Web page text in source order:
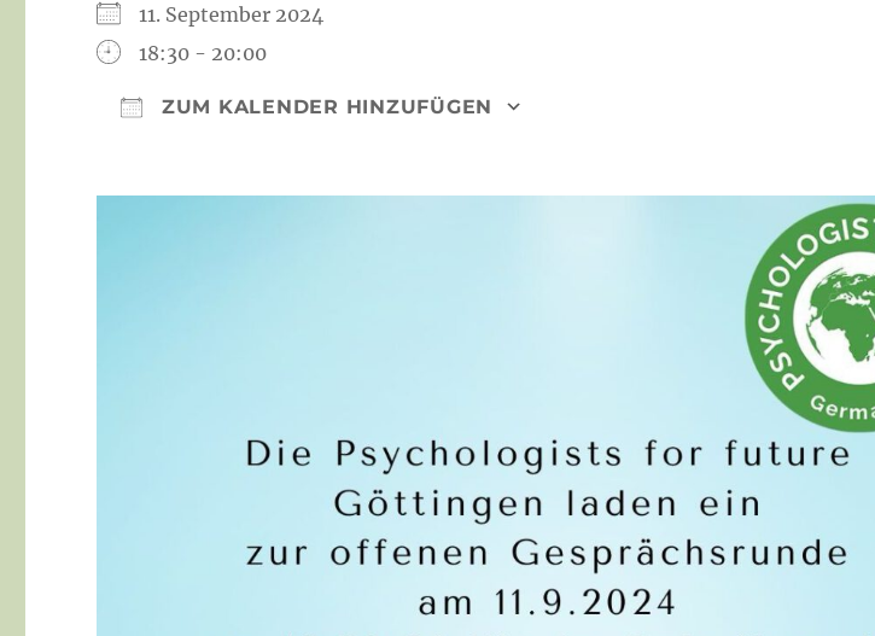
11. September 2024
18:30 - 20:00
ZUM KALENDER HINZUFÜGEN